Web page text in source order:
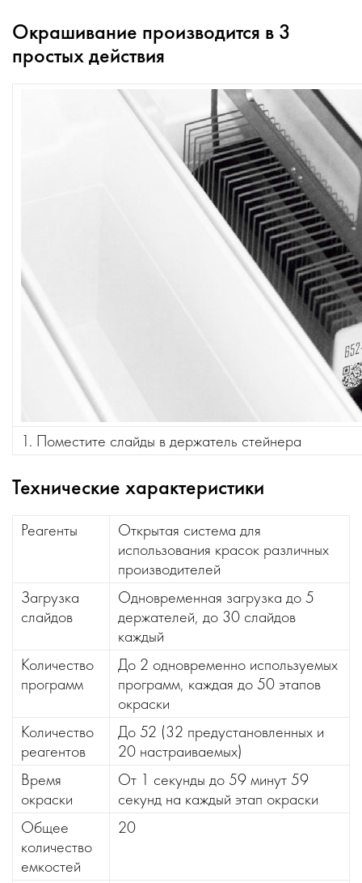
Окрашивание производится в 3
простых действия
1. Поместите слайды в держатель стейнера
Технические характеристики
Реагенты
Открытая система для
использования красок различных
производителей
Загрузка
слайдов
Одновременная загрузка до 5
держателей, до 30 слайдов
каждый
Количество
программ
До 2 одновременно используемых
программ, каждая до 50 этапов
окраски
Количество
реагентов
До 52 (32 предустановленных и
20 настраиваемых)
Время
окраски
От 1 секунды до 59 минут 59
секунд на каждый этап окраски
Общее
количество
емкостей
20